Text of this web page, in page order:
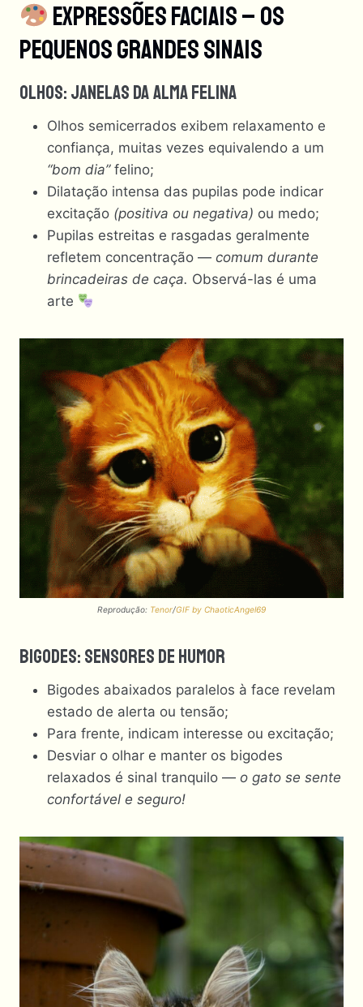
Expressões Faciais – Os
Pequenos Grandes Sinais
Olhos: Janelas Da Alma Felina
Olhos semicerrados exibem relaxamento e
confiança, muitas vezes equivalendo a um
“bom dia”felino;
Dilatação intensa das pupilas pode indicar
excitação (positiva ou negativa) ou medo;
Pupilas estreitas e rasgadas geralmente
refletem concentração — comum durante
brincadeiras de caça. Observá-las é uma
arte
Reprodução: Tenor/GIF by ChaoticAngel69
Bigodes: Sensores De Humor
Bigodes abaixados paralelos à face revelam
estado de alerta ou tensão;
Para frente, indicam interesse ou excitação;
Desviar o olhar e manter os bigodes
relaxados é sinal tranquilo — o gato se sente
confortável e seguro!